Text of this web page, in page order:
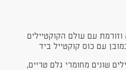
עם עולם הקוקטיילים
עם כוס קוקטייל ביד
3 קוקטיילים שונים מחומרי גלם טריים,